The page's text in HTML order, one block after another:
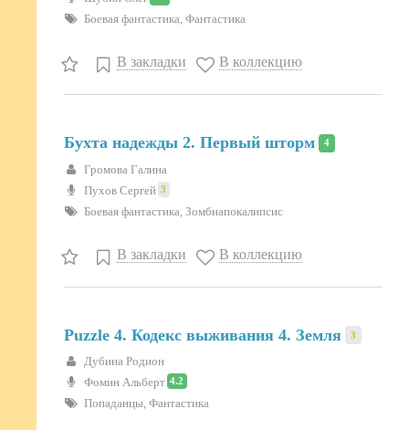
Боевая фантастика, Фантастика
В закладки В коллекцию
Бухта надежды 2. Первый шторм 4
Громова Галина
Пухов Сергей 3
Боевая фантастика, Зомбиапокалипсис
В закладки В коллекцию
Puzzle 4. Кодекс выживания 4. Земля 3
Дубина Родион
Фомин Альберт 4.2
Попаданцы, Фантастика